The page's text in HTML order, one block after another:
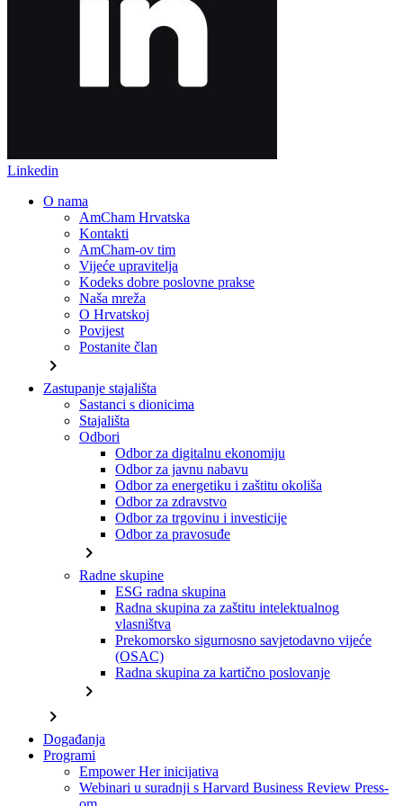
Linkedin
O nama
AmCham Hrvatska
Kontakti
AmCham-ov tim
Vijeće upravitelja
Kodeks dobre poslovne prakse
Naša mreža
O Hrvatskoj
Povijest
Postanite član
chevron_right
Zastupanje stajališta
Sastanci s dionicima
Stajališta
Odbori
Odbor za digitalnu ekonomiju
Odbor za javnu nabavu
Odbor za energetiku i zaštitu okoliša
Odbor za zdravstvo
Odbor za trgovinu i investicije
Odbor za pravosuđe
chevron_right
Radne skupine
ESG radna skupina
Radna skupina za zaštitu intelektualnog
vlasništva
Prekomorsko sigurnosno savjetodavno vijeće
(OSAC)
Radna skupina za kartično poslovanje
chevron_right
chevron_right
Događanja
Programi
Empower Her inicijativa
Webinari u suradnji s Harvard Business Review Press-